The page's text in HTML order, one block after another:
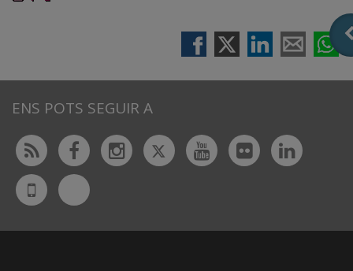
ENS POTS SEGUIR A
Rss FacebookInstagram
TwitterYoutubeFlickr
UdL
App
Bluesky